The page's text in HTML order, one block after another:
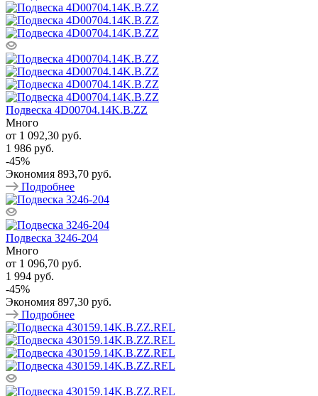
Подвеска 4D00704.14K.B.ZZ
Много
от 1 092,30 руб.
1 986 руб.
-45%
Экономия 893,70 руб.
Подробнее
Подвеска 3246-204
Много
от 1 096,70 руб.
1 994 руб.
-45%
Экономия 897,30 руб.
Подробнее